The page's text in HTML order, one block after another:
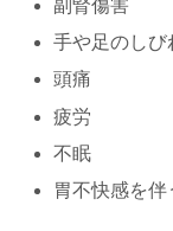
副腎傷害
手や足のしび
頭痛
疲労
不眠
胃不快感を伴